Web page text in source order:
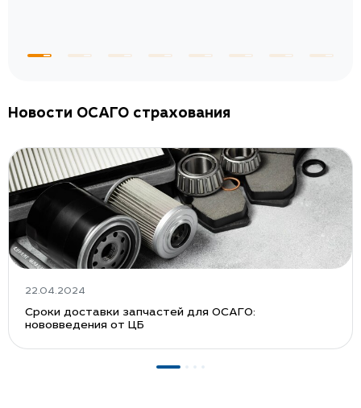
Новости ОСАГО страхования
22.04.2024
Сроки доставки запчастей для ОСАГО:
нововведения от ЦБ